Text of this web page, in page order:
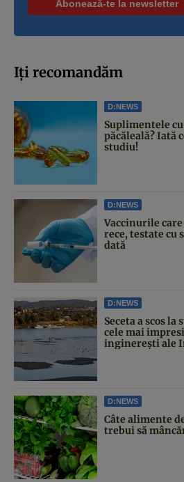
Iți recomandăm
D:NEWS
Suplimentele
păcăleală? Iată
studiu!
D:NEWS
Vaccinurile
rece, testate cu
dată
D:NEWS
Seceta a scos
cele mai
inginerești ale
D:NEWS
Câte alimente
trebui să